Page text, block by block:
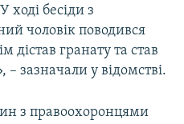
ході бесіди з
чоловік поводився
дістав гранату та став
– зазначали у відомстві.
з правоохоронцями